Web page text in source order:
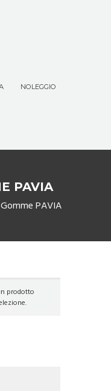
NOLEGGIO
PAVIA
PAVIA
prodotto